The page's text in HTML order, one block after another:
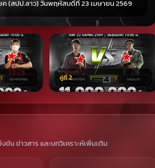
(สปป.ลาว) วันพฤหัสบดีที่ 23 เมษายน 2569
คู่ที่ 2
น ข่าวสาร และบทวิเคราะห์เพิ่มเติม